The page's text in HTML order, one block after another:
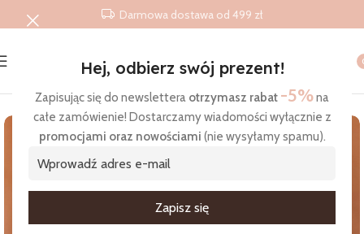
Hej, odbierz swój prezent!
Zapisując się do newslettera otrzymasz rabat -5%na
całe zamówienie! Dostarczamy wiadomości wyłącznie z
promocjami oraz nowościami (nie wysyłamy spamu).
Darmowa dostawa od 499 zł
Produkty / Pościel z wypełnieniem